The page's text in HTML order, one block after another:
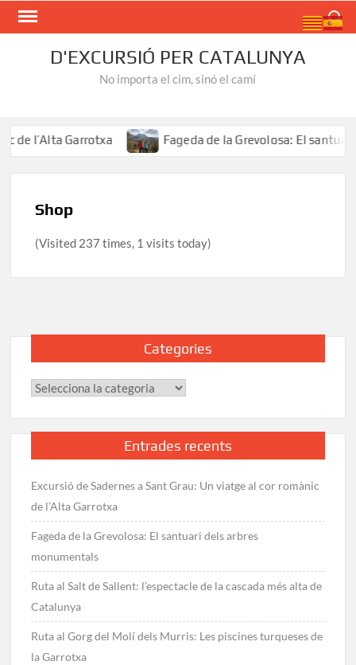
Skip
D'EXCURSIÓ PER CATALUNYA
No importa el cim, sinó el camí
de l’Alta Garrotxa Fageda de la Grevolosa: El santuari
Shop
(Visited 237 times, 1 visits today)
Categories
Categories
Entrades recents
Excursió de Sadernes a Sant Grau: Un viatge al cor romànic
de l’Alta Garrotxa
Fageda de la Grevolosa: El santuari dels arbres
monumentals
Ruta al Salt de Sallent: l’espectacle de la cascada més alta de
Catalunya
Ruta al Gorg del Molí dels Murris: Les piscines turqueses de
la Garrotxa